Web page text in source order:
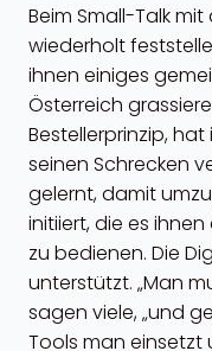
Beim Small-Talk
wiederholt
ihnen einiges
Österreich
Bestellerprinzip,
seinen Schrecken
gelernt, damit
initiiert, die es
zu bedienen. Die
unterstützt. „Man
sagen viele, „und
Tools man einsetzt